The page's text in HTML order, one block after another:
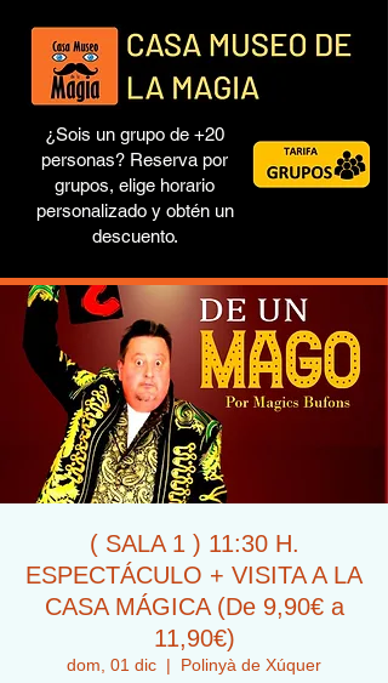
¿Sois un grupo de +20
personas? Reserva por
grupos, elige horario
personalizado y obtén un
descuento.
( SALA 1 ) 11:30 H.
ESPECTÁCULO + VISITA A LA
CASA MÁGICA (De 9,90€ a
11,90€)
dom, 01 dic
  |
Polinyà de Xúquer